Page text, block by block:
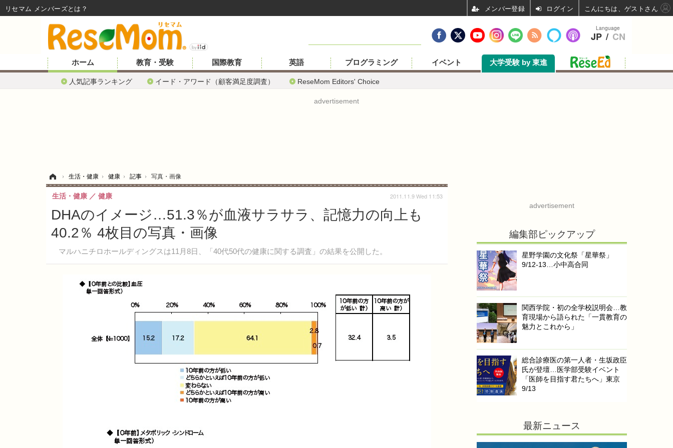
ホーム
人気記事ランキング イード・アワード（顧客満足度調査） ReseMom Editors' Choice
教育・受験 国際教育 英語 プログラミング イベント 大学受験 by 東進
advertisement
› 生活・健康 › 健康 › 記事 › 写真・画像
DHAのイメージ…51.3％が血液サラサラ、記憶力の向上も
40.2％ 4枚目の写真・画像
マルハニチロホールディングスは11月8日、「40代50代の健康に関する調査」の結果を公開した。
生活・健康 健康
2011.11.9 Wed 11:53
advertisement
編集部ピックアップ
星野学園の文化祭「星華祭」
9/12-13…小中高合同
関西学院・初の全学校説明会…教
育現場から語られた「一貫教育の
魅力とこれから」
総合診療医の第一人者・生坂政臣
氏が登壇…医学部受験イベント
「医師を目指す君たちへ」東京
9/13
最新ニュース
Language
JP / CN
リセマム メンバーズ ログイン こんにちは、ゲストさん